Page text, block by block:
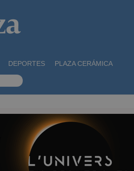
DEPORTES PLAZA CERÁMICA